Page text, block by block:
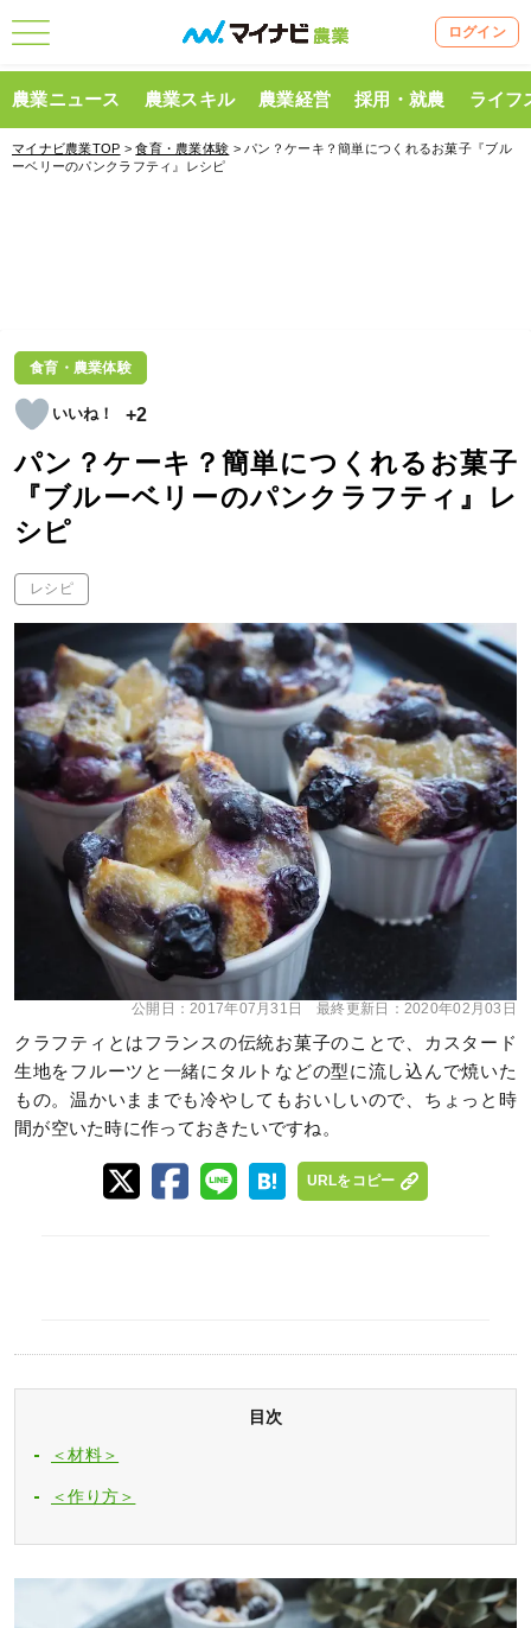
ログイン
農業ニュース 農業スキル 農業経営 採用・就農 ライフ
マイナビ農業TOP >食育・農業体験 > パン？ケーキ？簡単につくれるお菓子『ブル
ーベリーのパンクラフティ』レシピ
食育・農業体験
+2
パン？ケーキ？簡単につくれるお菓子
『ブルーベリーのパンクラフティ』レ
シピ
レシピ
公開日：2017年07月31日 最終更新日： 2020年02月03日
クラフティとはフランスの伝統お菓子のことで、カスタード
生地をフルーツと一緒にタルトなどの型に流し込んで焼いた
もの。温かいままでも冷やしてもおいしいので、ちょっと時
間が空いた時に作っておきたいですね。
URLをコピー
目次
＜材料＞
＜作り方＞